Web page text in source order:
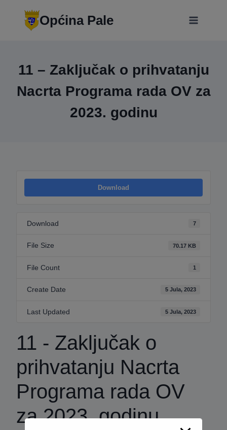
Općina Pale
11 – Zaključak o prihvatanju
Nacrta Programa rada OV za
2023. godinu
Download
Download 7
File Size 70.17 KB
File Count 1
Create Date 5 Jula, 2023
Last Updated 5 Jula, 2023
11 - Zaključak o
prihvatanju Nacrta
Programa rada OV
za 2023. godinu